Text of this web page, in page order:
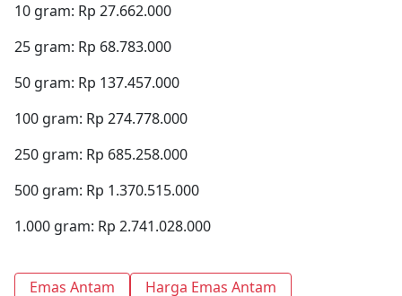
10 gram: Rp 27.662.000
25 gram: Rp 68.783.000
50 gram: Rp 137.457.000
100 gram: Rp 274.778.000
250 gram: Rp 685.258.000
500 gram: Rp 1.370.515.000
1.000 gram: Rp 2.741.028.000
Emas Antam Harga Emas Antam